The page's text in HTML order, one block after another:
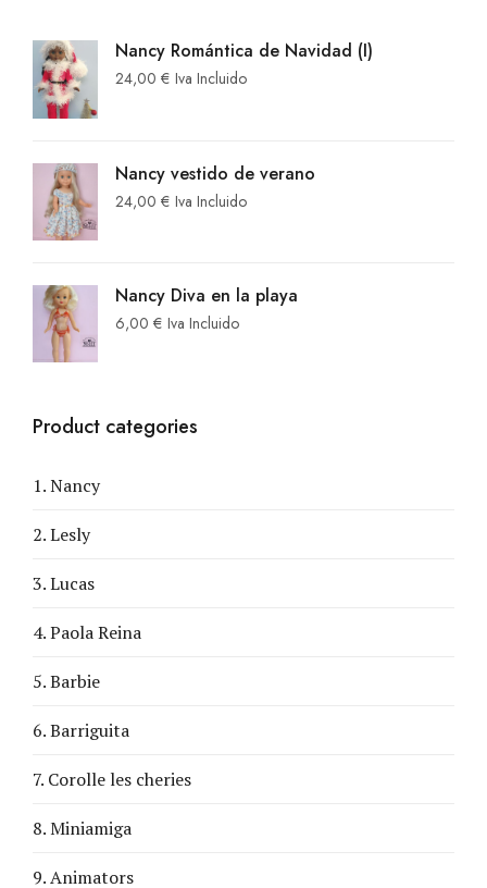
Nancy Romántica de Navidad (I)
24,00 € Iva Incluido
Nancy vestido de verano
24,00 € Iva Incluido
Nancy Diva en la playa
6,00 € Iva Incluido
Product categories
1. Nancy
2. Lesly
3. Lucas
4. Paola Reina
5. Barbie
6. Barriguita
7. Corolle les cheries
8. Miniamiga
9. Animators